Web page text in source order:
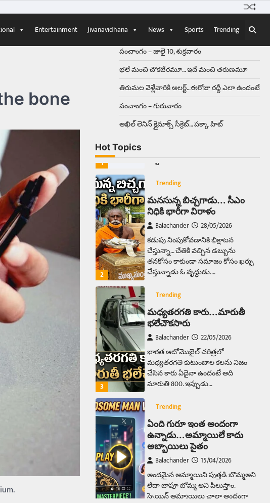
Entertainment Jivanavidhana News Sports Trending
bone
పంచాంగం – జులై 10, శుక్రవారం
భలే మంచి చౌకబేరమూ… ఇదే మంచి తరుణమూ
తిరుమల వెళ్లేవారికి అలర్ట్‌…ఈరోజు రద్దీ ఎలా ఉందంటే
పంచాంగం – గురువారం
అఖిల్‌ లెనిన్ క్లైమాక్స్‌ సీక్రెట్‌… పక్కా హిట్‌
Hot Topics
ఝాన్సీ–కాన్పూర్ జాతీయ రహదారిపై
వేల సంఖ్యలో బీరు…
అక్కడ ఆదివారం బట్టలు
ఉతికితే…జైలుకే
Balachander
13/06/2026
ఆదివారం వచ్చిందంటే చాలు
సామాన్యుడి నుండి సాఫ్ట్‌వేర్ ఉద్యోగి
వరకు అందరికీ గుర్తొచ్చే మొదటి పని
‘బట్టలు ఉతకడం’. వారం…
2
మనసున్న బిచ్చగాడు… సీఎం
నిధికి భారీగా విరాళం
28/05/2026
కడుపు నింపుకోవడానికి భిక్షాటన
చేస్తున్నా… చేతికి వచ్చిన డబ్బును
తనకోసం కాకుండా సమాజం కోసం ఖర్చు
చేస్తున్నాడు ఓ వృద్ధుడు.…
3
Trending
మధ్యతరగతి కారు…మారుతీ
భలేచౌకసారు
భారత ఆటోమొబైల్ చరిత్రలో
మధ్యతరగతి కుటుంబాల కలను నిజం
చేసిన కారు ఏదైనా ఉందంటే అది
మారుతి 800. ఇప్పుడు…
4
Trending
ఏంది గురూ ఇంత అందంగా
ఉన్నాడు…అమ్మాయిలే కాదు
అబ్బాయిలు సైతం
Balachander
15/04/2026
అందమైన అమ్మాయిని పుత్తడి బొమ్మఅని
లేదా బాపూ బోమ్మ అని పిలుస్తాం.
స్పెయిన్‌ అమ్మాయిలు చాలా అందంగా
ఉంటారనే నానుడి…
Trending